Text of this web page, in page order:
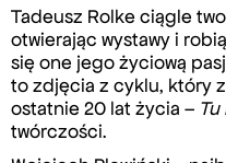
Tadeusz Rolke ciągle
otwierając wystawy i
się one jego życiową
to zdjęcia z cyklu, który
ostatnie 20 lat życia – Tu
twórczości.